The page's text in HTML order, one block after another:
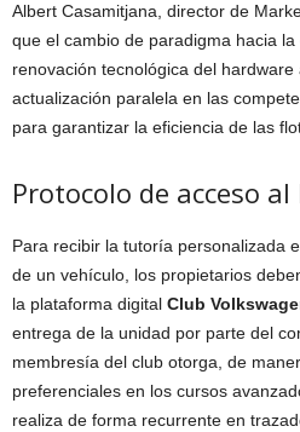
Albert Casamitjana, director de
que el cambio de paradigma hacia
renovación tecnológica del
actualización paralela en las
para garantizar la eficiencia de las
Protocolo de acceso
Para recibir la tutoría personalizada
de un vehículo, los propietarios
la plataforma digital Club
entrega de la unidad por parte del
membresía del club otorga, de
preferenciales en los cursos
realiza de forma recurrente en